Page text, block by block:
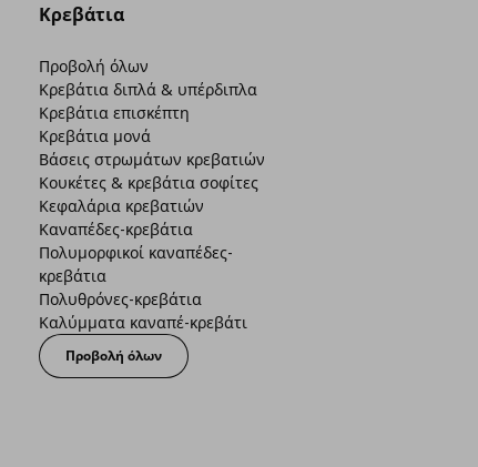
Κρεβάτια
Προβολή όλων
Κρεβάτια διπλά & υπέρδιπλα
Κρεβάτια επισκέπτη
Κρεβάτια μονά
Βάσεις στρωμάτων κρεβατιών
Κουκέτες & κρεβάτια σοφίτες
Κεφαλάρια κρεβατιών
Καναπέδες-κρεβάτια
Πολυμορφικοί καναπέδες-
κρεβάτια
Πολυθρόνες-κρεβάτια
Καλύμματα καναπέ-κρεβάτι
Προβολή όλων